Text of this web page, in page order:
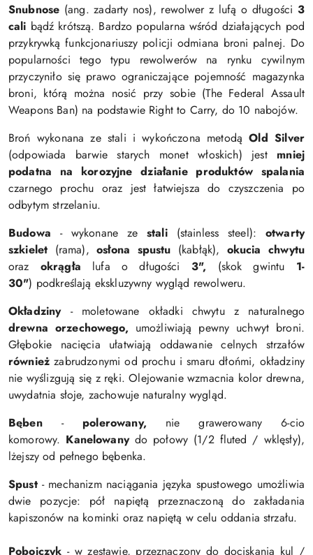
Snubnose (ang. zadarty nos), rewolwer z lufą o długości 3
cali bądź krótszą. Bardzo popularna wśród działających pod
przykrywką funkcjonariuszy policji odmiana broni palnej. Do
popularności tego typu rewolwerów na rynku cywilnym
przyczyniło się prawo ograniczające pojemność magazynka
broni, którą można nosić przy sobie (The Federal Assault
Weapons Ban) na podstawie Right to Carry, do 10 nabojów.
Broń wykonana ze stali i wykończona metodąOld Silver
(odpowiada barwie starych monet włoskich) jest mniej
podatna na korozyjne działanie produktów spalania
czarnego prochu oraz jest łatwiejsza do czyszczenia po
odbytym strzelaniu.
Budowa - wykonane ze stali(stainless steel): otwarty
szkielet (rama),osłona spustu (kabłąk), okucia chwytu
oraz okrągła lufa o długości 3", (skok gwintu 1-
30") podkreślają ekskluzywny wygląd rewolweru.
Okładziny- moletowane okładki chwytu z naturalnego
drewna orzechowego, umożliwiają pewny uchwyt broni.
Głębokie nacięcia ułatwiają oddawanie celnych strzałów
również zabrudzonymi od prochu i smaru dłońmi, okładziny
nie wyślizgują się z ręki. Olejowanie wzmacnia kolor drewna,
uwydatnia słoje, zachowuje naturalny wygląd.
Bęben- polerowany, nie grawerowany 6-cio
komorowy. Kanelowany do połowy (1/2 fluted / wklęsły),
lżejszy od pełnego bębenka.
Spust- mechanizm naciągania języka spustowego umożliwia
dwie pozycje: pół napiętą przeznaczoną do zakładania
kapiszonów na kominki oraz napiętą w celu oddania strzału.
Pobojczyk - w zestawie, przeznaczony do dociskania kul /